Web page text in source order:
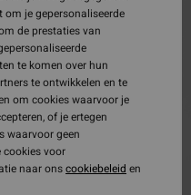
om je gepersonaliseerde
de prestaties van
te komen over hun
te ontwikkelen en te
om cookies waarvoor je
of je ertegen
waarvoor geen
voor
naar onscookiebeleid en